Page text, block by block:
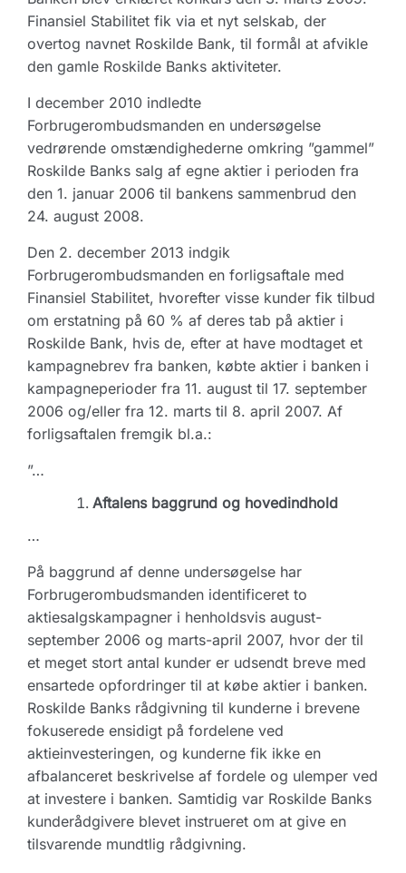
Finansiel Stabilitet fik via et nyt selskab, der
overtog navnet Roskilde Bank, til formål at afvikle
den gamle Roskilde Banks aktiviteter.
I december 2010 indledte
Forbrugerombudsmanden en undersøgelse
vedrørende omstændighederne omkring ”gammel”
Roskilde Banks salg af egne aktier i perioden fra
den 1. januar 2006 til bankens sammenbrud den
24. august 2008.
Den 2. december 2013 indgik
Forbrugerombudsmanden en forligsaftale med
Finansiel Stabilitet, hvorefter visse kunder fik tilbud
om erstatning på 60 % af deres tab på aktier i
Roskilde Bank, hvis de, efter at have modtaget et
kampagnebrev fra banken, købte aktier i banken i
kampagneperioder fra 11. august til 17. september
2006 og/eller fra 12. marts til 8. april 2007. Af
forligsaftalen fremgik bl.a.:
”…
Aftalens baggrund og hovedindhold
…
På baggrund af denne undersøgelse har
Forbrugerombudsmanden identificeret to
aktiesalgskampagner i henholdsvis august-
september 2006 og marts-april 2007, hvor der til
et meget stort antal kunder er udsendt breve med
ensartede opfordringer til at købe aktier i banken.
Roskilde Banks rådgivning til kunderne i brevene
fokuserede ensidigt på fordelene ved
aktieinvesteringen, og kunderne fik ikke en
afbalanceret beskrivelse af fordele og ulemper ved
at investere i banken. Samtidig var Roskilde Banks
kunderådgivere blevet instrueret om at give en
tilsvarende mundtlig rådgivning.